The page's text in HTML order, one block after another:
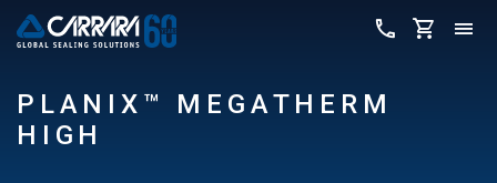
PLANIX™ MEGATHERM
HIGH